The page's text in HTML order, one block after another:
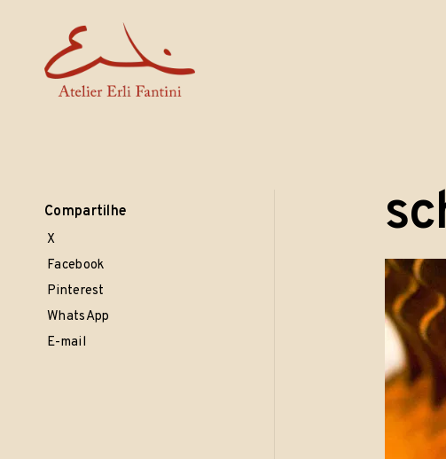
Compartilhe
X
Facebook
Pinterest
WhatsApp
E-mail